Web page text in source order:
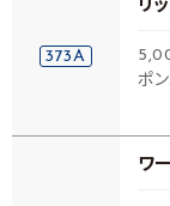
373A
リ
ポ
ワ